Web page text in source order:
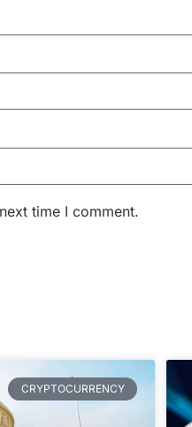
time I comment.
CRYPTOCURRENCY